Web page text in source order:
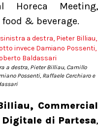
Horeca Meeting,
& beverage.
a destra, Pieter Billiau, Camillo
Possenti, Raffaele Cerchiaro e
Commercial
Digitale di Partesa,